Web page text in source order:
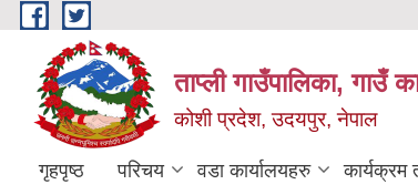
Skip to main content
ताप्ली गाउँपालिका, गाउँ
कोशी प्रदेश, उदयपुर, नेपाल
गृहपृष्ठ परिचय वडा कार्यालयहरु कार्यक्रम